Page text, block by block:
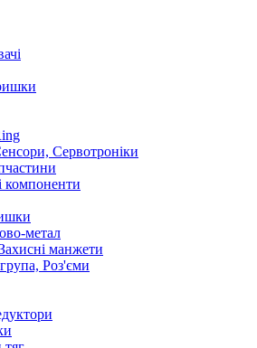
Сервотроніки
компоненти
метал
манжети
Роз'єми